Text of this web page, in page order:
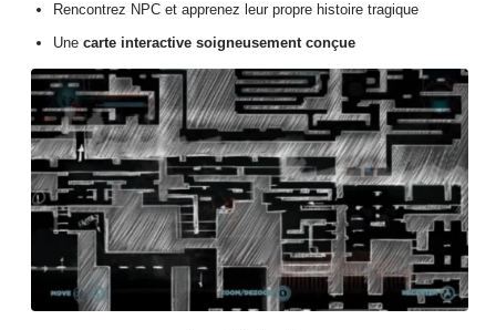
Rencontrez NPC et apprenez leur propre histoire tragique
Une carte interactive soigneusement conçue